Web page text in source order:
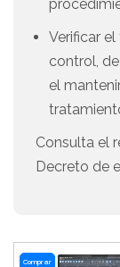
Verificar
control,
el
Consulta el
Decreto de
Comprar